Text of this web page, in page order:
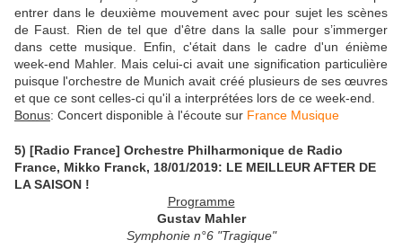
entrer dans le deuxième mouvement avec pour sujet les scènes
de Faust. Rien de tel que d'être dans la salle pour s’immerger
dans cette musique. Enfin, c'était dans le cadre d'un énième
week-end Mahler. Mais celui-ci avait une signification particulière
puisque l'orchestre de Munich avait créé plusieurs de ses œuvres
et que ce sont celles-ci qu'il a interprétées lors de ce week-end.
Bonus: Concert disponible à l'écoute sur France Musique
5) [Radio France] Orchestre Philharmonique de Radio
France, Mikko Franck, 18/01/2019: LE MEILLEUR AFTER DE
LA SAISON !
Programme
Gustav Mahler
Symphonie n°6 "Tragique"